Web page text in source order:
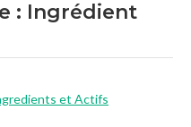
: Ingrédient
et Actifs